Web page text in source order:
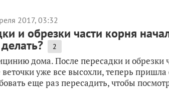
2017, 03:32
и обрезки части корня
2
дома. После пересадки и обрезки
уже все высохли, теперь
еще раз пересадить, чтобы